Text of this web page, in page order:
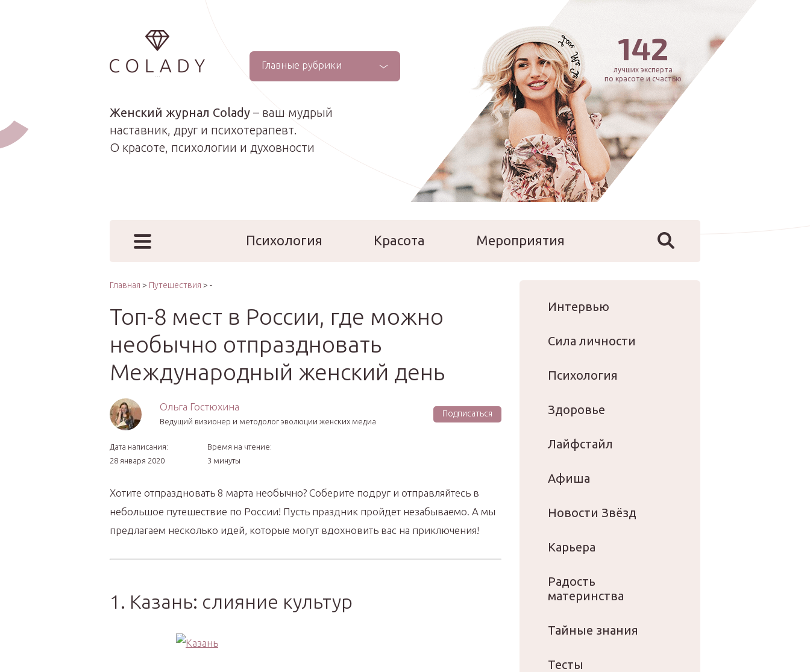
...
Главные рубрики
Женский журнал Colady – ваш мудрый
наставник, друг и психотерапевт.
О красоте, психологии и духовности
142
лучших эксперта
по красоте и счастью
Психология Красота
Мероприятия
Главная > Путешествия > -
Топ-8 мест в России, где можно
необычно отпраздновать
Международный женский день
Ольга Гостюхина
Ведущий визионер и методолог эволюции женских медиа
Подписаться
Дата написания:
28 января 2020
Время на чтение:
3 минуты
Хотите отпраздновать 8 марта необычно? Соберите подруг и отправляйтесь в
небольшое путешествие по России! Пусть праздник пройдет незабываемо. А мы
предлагаем несколько идей, которые могут вдохновить вас на приключения!
1. Казань: слияние культур
Интервью
Сила личности
Психология
Здоровье
Лайфстайл
Афиша
Новости Звёзд
Карьера
Радость
материнства
Тайные знания
Тесты